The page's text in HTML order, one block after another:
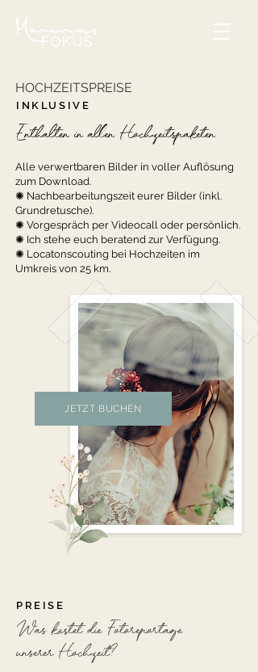
HOCHZEITSPREISE
INKLUSIVE
Enthalten in allen Hochzeitspaketen
Alle verwertbaren Bilder in voller Auflösung
zum Download.
✺ Nachbearbeitungszeit eurer Bilder (inkl.
Grundretusche).
✺ Vorgespräch per Videocall oder persönlich.
✺ Ich stehe euch beratend zur Verfügung.
✺ Locatonscouting bei Hochzeiten im
Umkreis von 25 km.
JETZT BUCHEN
PREISE
Was kostet die Fotoreportage
unserer Hochzeit?